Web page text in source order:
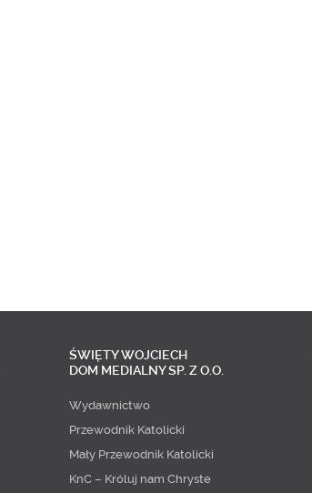
ŚWIĘTY WOJCIECH
DOM MEDIALNY SP. Z O.O.
Wydawnictwo
Przewodnik Katolicki
Mały Przewodnik Katolicki
KnC – Króluj nam Chryste